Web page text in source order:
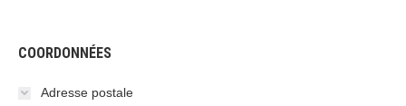
COORDONNÉES
Adresse postale